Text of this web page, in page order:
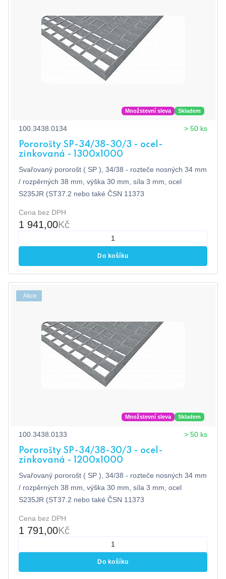
Množstevní sleva Skladem
100.3438.0134 > 50 ks
Pororošty SP-34/38-30/3 - ocel-
zinkovaná - 1300x1000
Svařovaný pororošt ( SP ), 34/38 - rozteče nosných 34 mm
/ rozpěrných 38 mm, výška 30 mm, síla 3 mm, ocel
S235JR (ST37.2 nebo také ČSN 11373
Cena bez DPH
1 941,00Kč
Do košíku
Akce
Množstevní sleva Skladem
100.3438.0133 > 50 ks
Pororošty SP-34/38-30/3 - ocel-
zinkovaná - 1200x1000
Svařovaný pororošt ( SP ), 34/38 - rozteče nosných 34 mm
/ rozpěrných 38 mm, výška 30 mm, síla 3 mm, ocel
S235JR (ST37.2 nebo také ČSN 11373
Cena bez DPH
1 791,00Kč
Do košíku